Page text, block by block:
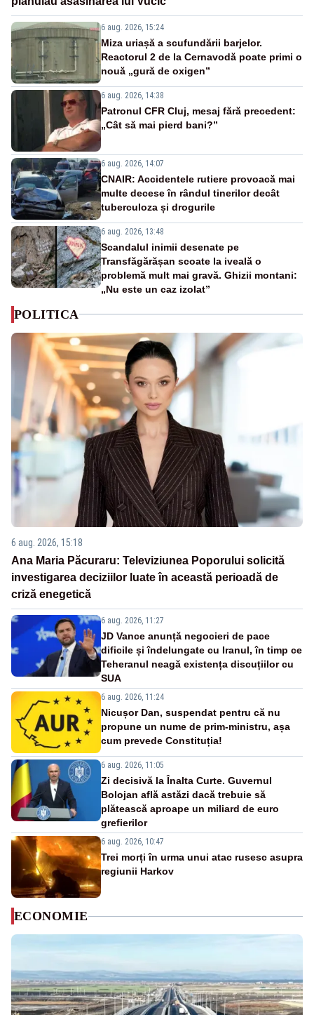
6 aug. 2026, 15:24
Miza uriașă a scufundării barjelor.
Reactorul 2 de la Cernavodă poate primi o
nouă „gură de oxigen”
6 aug. 2026, 14:38
Patronul CFR Cluj, mesaj fără precedent:
„Cât să mai pierd bani?”
6 aug. 2026, 14:07
CNAIR: Accidentele rutiere provoacă mai
multe decese în rândul tinerilor decât
tuberculoza și drogurile
6 aug. 2026, 13:48
Scandalul inimii desenate pe
Transfăgărășan scoate la iveală o
problemă mult mai gravă. Ghizii montani:
„Nu este un caz izolat”
POLITICA
6 aug. 2026, 15:18
Ana Maria Păcuraru: Televiziunea Poporului solicită
investigarea deciziilor luate în această perioadă de
criză enegetică
6 aug. 2026, 11:27
JD Vance anunță negocieri de pace
dificile și îndelungate cu Iranul, în timp ce
Teheranul neagă existența discuțiilor cu
SUA
6 aug. 2026, 11:24
Nicușor Dan, suspendat pentru că nu
propune un nume de prim-ministru, așa
cum prevede Constituția!
6 aug. 2026, 11:05
Zi decisivă la Înalta Curte. Guvernul
Bolojan află astăzi dacă trebuie să
plătească aproape un miliard de euro
grefierilor
6 aug. 2026, 10:47
Trei morți în urma unui atac rusesc asupra
regiunii Harkov
ECONOMIE